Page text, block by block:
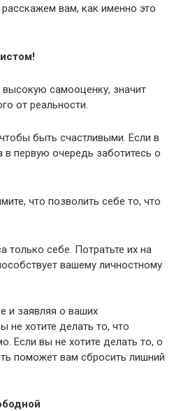
вам, как именно это
самооценку, значит
от реальности.
быть счастливыми. Если в
первую очередь заботитесь о
что позволить себе то, что
только себе. Потратьте их на
вашему личностному
и заявляя о ваших
не хотите делать то, что
Если вы не хотите делать то, о
поможет вам сбросить лишний